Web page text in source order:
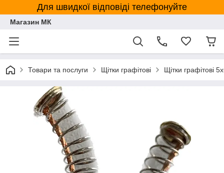
Для швидкої відповіді телефонуйте
Магазин МК
Товари та послуги Щітки графітові Щітки графітові